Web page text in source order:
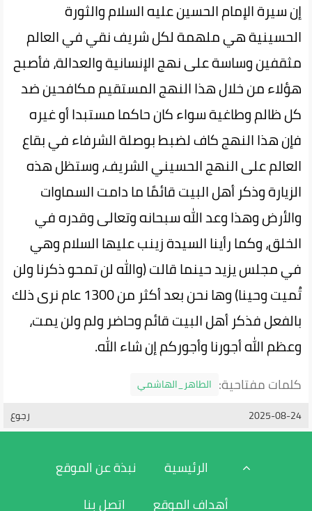
إن سيرة الإمام الحسين عليه السلام والثورة
الحسينية هي ملهمة لكل شريف نقي في العالم
مثقفين وساسة على نهج الإنسانية والعدالة، فأصبح
هؤلاء من خلال هذا النهج المستقيم مكافحين ضد
كل ظالم وطاغية سواء كان حاكما مستبدا أو غيره
فإن هذا النهج كاف لضبط بوصلة الشرفاء في بقاع
العالم على النهج الحسيني الشريف، وستظل هذه
الزيارة وذكر أهل البيت قائمًا ما دامت السماوات
والأرض وهذا وعد الله سبحانه وتعالى وقدره في
الخلق، وكما رأينا السيدة زينب عليها السلام وهي
في مجلس يزيد حينما قالت (والله لن تمحو ذكرنا ولن
تُميت وحينا) وها نحن بعد أكثر من 1300 عام نرى ذلك
بالفعل فذكر أهل البيت قائم وحاضر ولم ولن يمت،
وعظم الله أجورنا وأجوركم إن شاء الله.
كلمات مفتاحية: الطاهر_الهاشمي
رجوع
2025-08-24
الرئيسية
نبذة عن الموقع
أهداف الموقع
اتصل بنا